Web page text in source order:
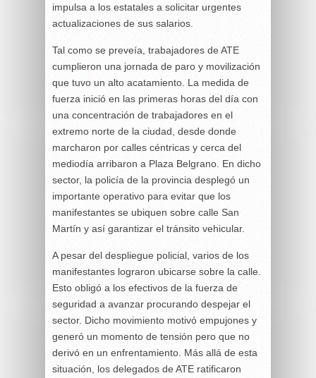
impulsa a los estatales a solicitar urgentes
actualizaciones de sus salarios.
Tal como se preveía, trabajadores de ATE
cumplieron una jornada de paro y movilización
que tuvo un alto acatamiento. La medida de
fuerza inició en las primeras horas del día con
una concentración de trabajadores en el
extremo norte de la ciudad, desde donde
marcharon por calles céntricas y cerca del
mediodía arribaron a Plaza Belgrano. En dicho
sector, la policía de la provincia desplegó un
importante operativo para evitar que los
manifestantes se ubiquen sobre calle San
Martín y así garantizar el tránsito vehicular.
A pesar del despliegue policial, varios de los
manifestantes lograron ubicarse sobre la calle.
Esto obligó a los efectivos de la fuerza de
seguridad a avanzar procurando despejar el
sector. Dicho movimiento motivó empujones y
generó un momento de tensión pero que no
derivó en un enfrentamiento. Más allá de esta
situación, los delegados de ATE ratificaron